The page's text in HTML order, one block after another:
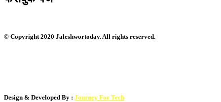
© Copyright 2020 Jaleshwortoday. All rights reserved.
Design & Developed By : Journey For Tech